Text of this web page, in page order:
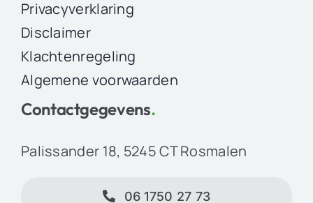
Privacyverklaring
Disclaimer
Klachtenregeling
Algemene voorwaarden
Contactgegevens.
Palissander 18, 5245 CT Rosmalen
06 1750 27 73